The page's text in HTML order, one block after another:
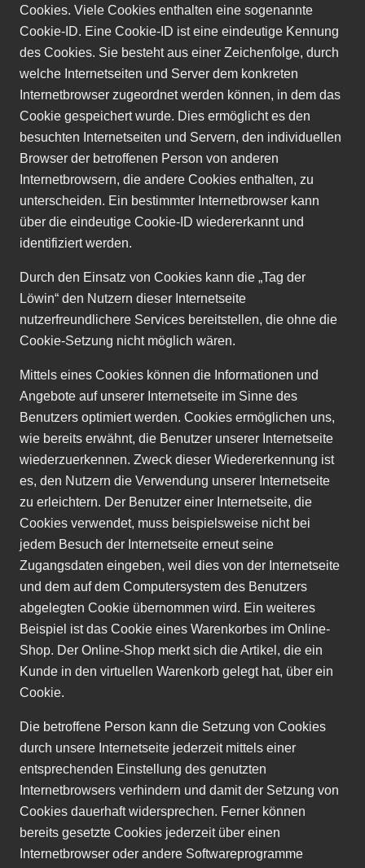
Cookies. Viele Cookies enthalten eine sogenannte
Cookie-ID. Eine Cookie-ID ist eine eindeutige Kennung
des Cookies. Sie besteht aus einer Zeichenfolge, durch
welche Internetseiten und Server dem konkreten
Internetbrowser zugeordnet werden können, in dem das
Cookie gespeichert wurde. Dies ermöglicht es den
besuchten Internetseiten und Servern, den individuellen
Browser der betroffenen Person von anderen
Internetbrowsern, die andere Cookies enthalten, zu
unterscheiden. Ein bestimmter Internetbrowser kann
über die eindeutige Cookie-ID wiedererkannt und
identifiziert werden.
Durch den Einsatz von Cookies kann die „Tag der
Löwin“ den Nutzern dieser Internetseite
nutzerfreundlichere Services bereitstellen, die ohne die
Cookie-Setzung nicht möglich wären.
Mittels eines Cookies können die Informationen und
Angebote auf unserer Internetseite im Sinne des
Benutzers optimiert werden. Cookies ermöglichen uns,
wie bereits erwähnt, die Benutzer unserer Internetseite
wiederzuerkennen. Zweck dieser Wiedererkennung ist
es, den Nutzern die Verwendung unserer Internetseite
zu erleichtern. Der Benutzer einer Internetseite, die
Cookies verwendet, muss beispielsweise nicht bei
jedem Besuch der Internetseite erneut seine
Zugangsdaten eingeben, weil dies von der Internetseite
und dem auf dem Computersystem des Benutzers
abgelegten Cookie übernommen wird. Ein weiteres
Beispiel ist das Cookie eines Warenkorbes im Online-
Shop. Der Online-Shop merkt sich die Artikel, die ein
Kunde in den virtuellen Warenkorb gelegt hat, über ein
Cookie.
Die betroffene Person kann die Setzung von Cookies
durch unsere Internetseite jederzeit mittels einer
entsprechenden Einstellung des genutzten
Internetbrowsers verhindern und damit der Setzung von
Cookies dauerhaft widersprechen. Ferner können
bereits gesetzte Cookies jederzeit über einen
Internetbrowser oder andere Softwareprogramme